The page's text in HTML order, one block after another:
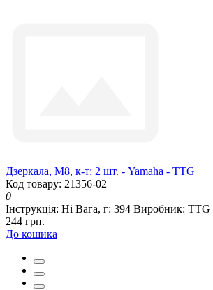
Дзеркала, М8, к-т: 2 шт. - Yamaha - TTG
Код товару: 21356-02
0
Інструкція: Ні Вага, г: 394 Виробник: TTG
244 грн.
До кошика